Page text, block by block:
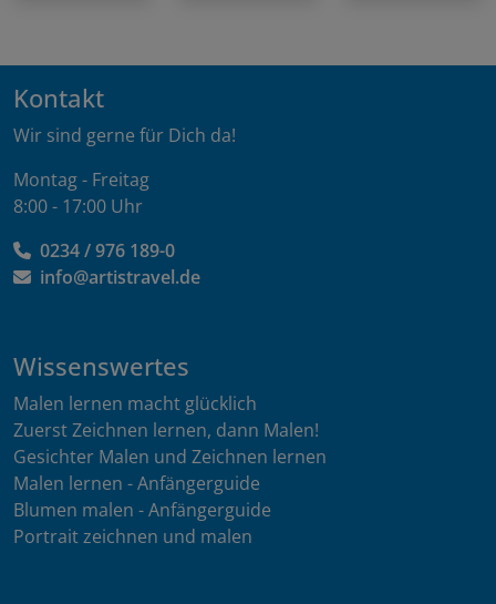
Kontakt
Wir sind gerne für Dich da!
Montag - Freitag
8:00 - 17:00 Uhr
0234 / 976 189-0
info@artistravel.de
Wissenswertes
Malen lernen macht glücklich
Zuerst Zeichnen lernen, dann Malen!
Gesichter Malen und Zeichnen lernen
Malen lernen - Anfängerguide
Blumen malen - Anfängerguide
Portrait zeichnen und malen